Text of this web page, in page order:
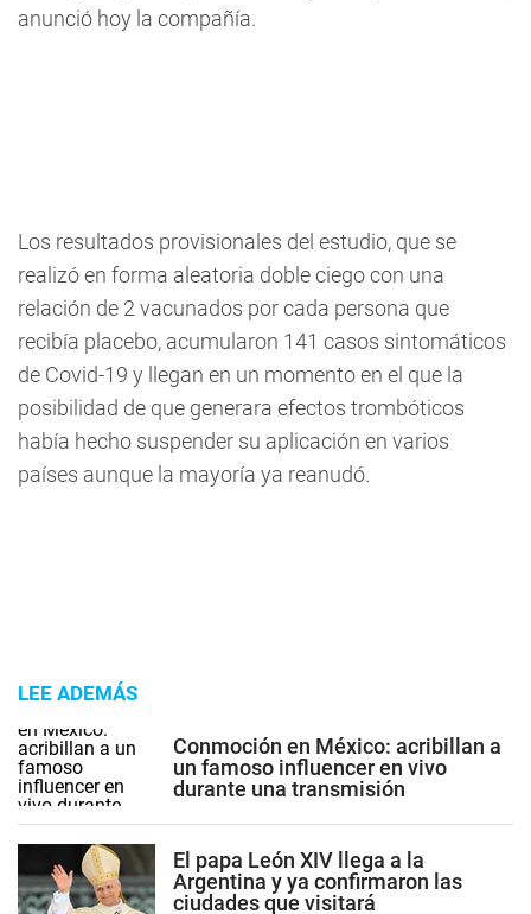
anunció hoy la compañía.
Los resultados provisionales del estudio, que se
realizó en forma aleatoria doble ciego con una
relación de 2 vacunados por cada persona que
recibía placebo, acumularon 141 casos sintomáticos
de Covid-19 y llegan en un momento en el que la
posibilidad de que generara efectos trombóticos
había hecho suspender su aplicación en varios
países aunque la mayoría ya reanudó.
LEE ADEMÁS
Conmoción en México: acribillan a
un famoso influencer en vivo
durante una transmisión
El papa León XIV llega a la
Argentina y ya confirmaron las
ciudades que visitará